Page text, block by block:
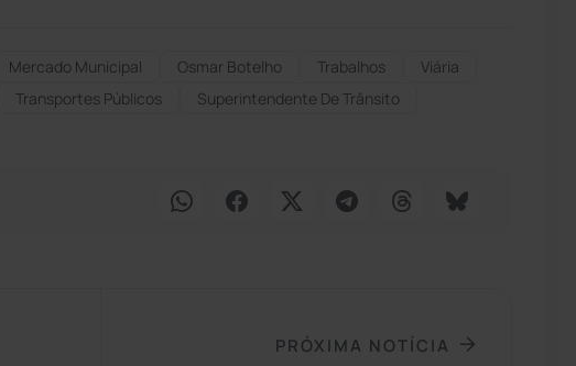
Mercado Municipal Osmar Botelho Trabalhos
Viária
Transportes Públicos Superintendente De Trânsito
PRÓXIMA NOTÍCIA